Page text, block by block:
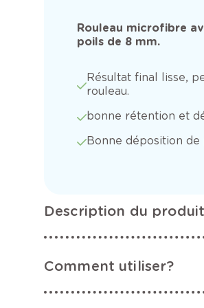
Rouleau microfibre
poils de 8 mm.
Résultat final lisse,
rouleau.
bonne rétention et
Bonne déposition de
Description du produit
Comment utiliser?